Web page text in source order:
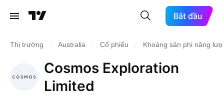
Bắt đầu
Thị trường Australia Cổ phiếu Khoáng sản phi năng
Cosmos Exploration
Limited